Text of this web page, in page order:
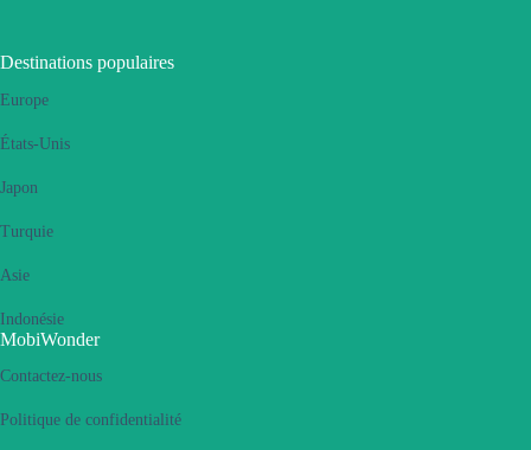
Destinations populaires
Europe
États-Unis
Japon
Turquie
Asie
Indonésie
MobiWonder
Contactez-nous
Politique de confidentialité